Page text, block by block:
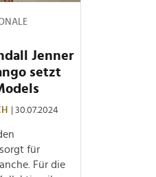
Jenner
setzt
| 30.07.2024
für
Für die